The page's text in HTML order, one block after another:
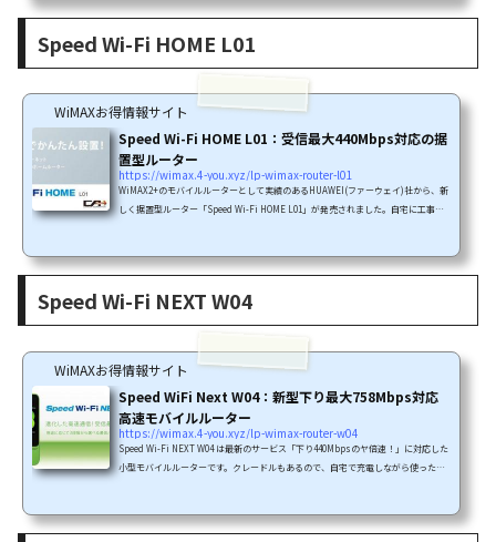
自宅内利用を前提とした「有線LANの1Gbps対応・Wi-Fiの下り最大6.9Gbps対応」
Home+CA」の開発元であるシンセイコーポレーションがWiMAXサービス...
Speed Wi-Fi HOME L01
WiMAXお得情報サイト
Speed Wi-Fi HOME L01：受信最大440Mbps対応の据
置型ルーター
https://wimax.4-you.xyz/lp-wimax-router-l01
WiMAX2+のモバイルルーターとして実績のあるHUAWEI(ファーウェイ)社から、新
しく据置型ルーター「Speed Wi-Fi HOME L01」が発売されました。自宅に工事な
った工夫がされていて、据置型WiMAX2+ルーターは人気があります。「Speed Wi-
であり、HUAWEIが得意とするCA(キャリアアグリケーション)技術による...
Speed Wi-Fi NEXT W04
WiMAXお得情報サイト
Speed WiFi Next W04：新型下り最大758Mbps対応
高速モバイルルーター
https://wimax.4-you.xyz/lp-wimax-router-w04
Speed Wi-Fi NEXT W04 は最新のサービス「下り440Mbpsのヤ倍速！」に対応した
小型モバイルルーターです。クレードルもあるので、自宅で充電しながら使った
i-Fi NEXT W04 アップデート情報 | UQコミュニケーションズ下り220Mbpsのサービ